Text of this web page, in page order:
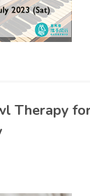
Therapy